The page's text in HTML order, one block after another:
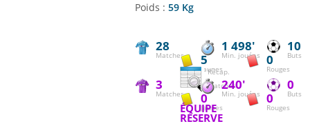
Poids : 59 Kg
28
Matches
1 498'
Min. jouées
10
Buts
5
Jaunes
0
Rouges
Récap.
matches
3
Matches
240'
Min. jouées
0
Buts
0
Jaunes
0
Rouges
ÉQUIPE
RÉSERVE